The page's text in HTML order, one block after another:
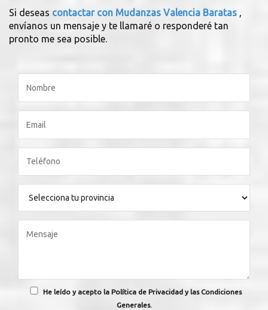
Si deseas contactar con Mudanzas Valencia Baratas ,
envíanos un mensaje y te llamaré o responderé tan
pronto me sea posible.
He leído y acepto la Política de Privacidad y las Condiciones
Generales.